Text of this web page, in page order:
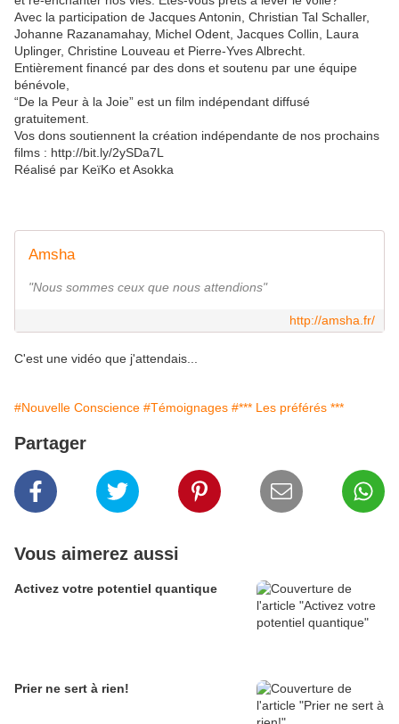
Avec la participation de Jacques Antonin, Christian Tal Schaller,
Johanne Razanamahay, Michel Odent, Jacques Collin, Laura
Uplinger, Christine Louveau et Pierre-Yves Albrecht.
Entièrement financé par des dons et soutenu par une équipe
bénévole,
“De la Peur à la Joie” est un film indépendant diffusé
gratuitement.
Vos dons soutiennent la création indépendante de nos prochains
films : http://bit.ly/2ySDa7L
Réalisé par KeïKo et Asokka
Amsha
"Nous sommes ceux que nous attendions"
http://amsha.fr/
C'est une vidéo que j'attendais...
#Nouvelle Conscience #Témoignages #*** Les préférés ***
Partager
Vous aimerez aussi
Activez votre potentiel quantique
Prier ne sert à rien!